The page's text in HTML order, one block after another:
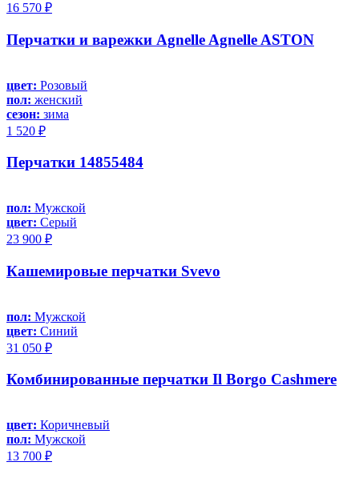
16 570 ₽
Перчатки и варежки Agnelle Agnelle ASTON
цвет: Розовый
пол: женский
сезон: зима
1 520 ₽
Перчатки 14855484
пол: Мужской
цвет: Серый
23 900 ₽
Кашемировые перчатки Svevo
пол: Мужской
цвет: Синий
31 050 ₽
Комбинированные перчатки Il Borgo Cashmere
цвет: Коричневый
пол: Мужской
13 700 ₽